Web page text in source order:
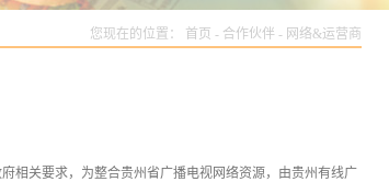
您现在的位置： 首页 - 合作伙伴 - 网络&运营商
相关要求，为整合贵州省广播电视网络资源，由贵州有线广